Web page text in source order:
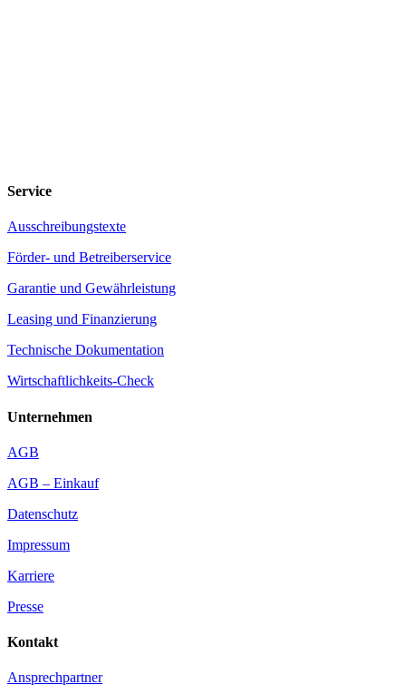
Service
Ausschreibungstexte
Förder- und Betreiberservice
Garantie und Gewährleistung
Leasing und Finanzierung
Technische Dokumentation
Wirtschaftlichkeits-Check
Unternehmen
AGB
AGB – Einkauf
Datenschutz
Impressum
Karriere
Presse
Kontakt
Ansprechpartner